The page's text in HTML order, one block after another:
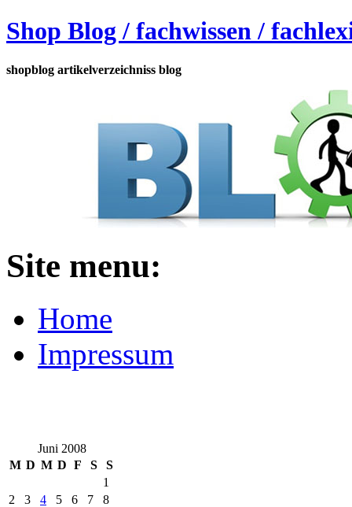
Shop Blog / fachwissen /
shopblog artikelverzeichniss blog
Site menu:
Home
Impressum
Juni 2008
M D M D F S S
1
2
3 4 5 6 7
8